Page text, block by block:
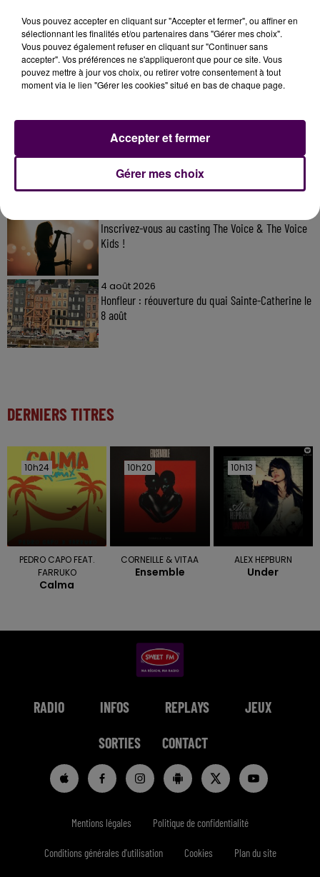
31 juillet 2026
Gagnez vos entrées à Terra Botanica !
Inscrivez-vous au casting The Voice & The Voice
Kids !
4 août 2026
Honfleur : réouverture du quai Sainte-Catherine le
8 août
DERNIERS TITRES
10h24
10h24
PEDRO CAPO FEAT.
FARRUKO
Calma
10h20
10h20
CORNEILLE & VITAA
Ensemble
10h13
10h13
ALEX HEPBURN
Under
RADIO INFOS REPLAYS JEUX
SORTIES CONTACT
Mentions légales Politique de confidentialité
Conditions générales d'utilisation Cookies Plan du site
Vous pouvez accepter en cliquant sur "Accepter et fermer", ou affiner en
sélectionnant les finalités et/ou partenaires dans "Gérer mes choix".
Vous pouvez également refuser en cliquant sur "Continuer sans
accepter". Vos préférences ne s'appliqueront que pour ce site. Vous
pouvez mettre à jour vos choix, ou retirer votre consentement à tout
moment via le lien "Gérer les cookies" situé en bas de chaque page.
Gérer mes choix
Accepter et fermer